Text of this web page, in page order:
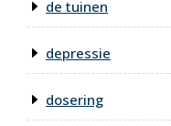
de tuinen
depressie
dosering